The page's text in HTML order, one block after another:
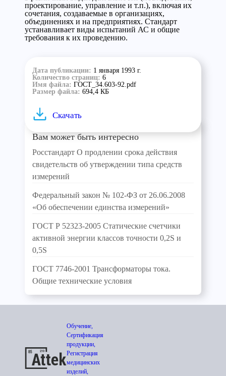
проектирование, управление и т.п.), включая их
сочетания, создаваемые в организациях,
объединениях и на предприятиях. Стандарт
устанавливает виды испытаний АС и общие
требования к их проведению.
Дата публикации: 1 января 1993 г.
Количество страниц: 6
Имя файла: ГОСТ_34.603-92.pdf
Размер файла: 694,4 КБ
Скачать
Вам может быть интересно
Росстандарт О продлении срока действия
свидетельств об утверждении типа средств
измерений
Федеральный закон № 102-ФЗ от 26.06.2008
«Об обеспечении единства измерений»
ГОСТ Р 52323-2005 Статические счетчики
активной энергии классов точности 0,2S и
0,5S
ГОСТ 7746-2001 Трансформаторы тока.
Общие технические условия
Обучение,
Сертификация
продукции,
Регистрация
медицинских
изделий,